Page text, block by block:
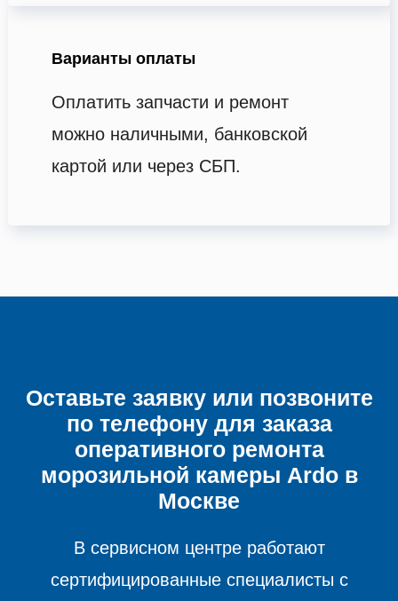
Варианты оплаты
Оплатить запчасти и ремонт
можно наличными, банковской
картой или через СБП.
Оставьте заявку или позвоните
по телефону для заказа
оперативного ремонта
морозильной камеры Ardo в
Москве
В сервисном центре работают
сертифицированные специалисты с